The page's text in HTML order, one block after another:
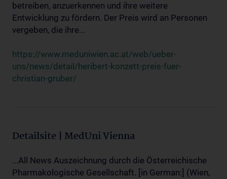
betreiben, anzuerkennen und ihre weitere
Entwicklung zu fördern. Der Preis wird an Personen
vergeben, die ihre...
https://www.meduniwien.ac.at/web/ueber-
uns/news/detail/heribert-konzett-preis-fuer-
christian-gruber/
Detailsite | MedUni Vienna
...All News Auszeichnung durch die Österreichische
Pharmakologische Gesellschaft. [in German:] (Wien,